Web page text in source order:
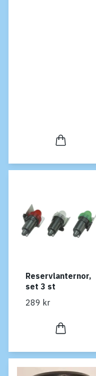
Reservlanternor,
set 3 st
289 kr